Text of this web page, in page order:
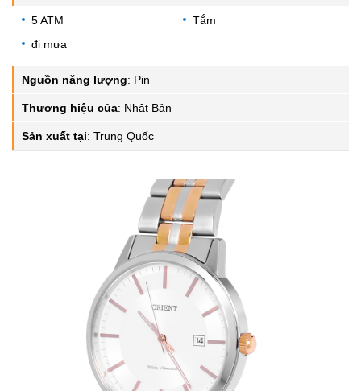
5 ATM
Tắm
đi mưa
Nguồn năng lượng: Pin
Thương hiệu của: Nhật Bản
Sản xuất tại: Trung Quốc